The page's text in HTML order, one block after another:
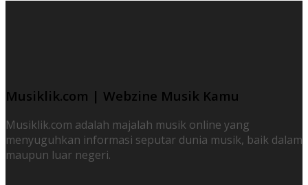
Musiklik.com | Webzine Musik Kamu
Musiklik.com adalah majalah musik online yang
menyuguhkan informasi seputar dunia musik, baik dalam
maupun luar negeri.